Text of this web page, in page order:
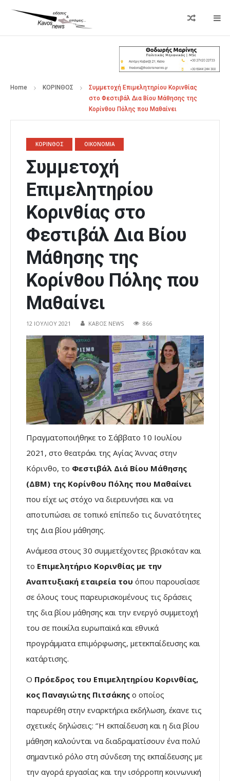
Home ΚΟΡΙΝΘΟΣ
Συμμετοχή Επιμελητηρίου Κορινθίας
στο Φεστιβάλ Δια Βίου Μάθησης της
Κορίνθου Πόλης που Μαθαίνει
ΚΟΡΙΝΘΟΣ ΟΙΚΟΝΟΜΙΑ
Συμμετοχή
Επιμελητηρίου
Κορινθίας στο
Φεστιβάλ Δια Βίου
Μάθησης της
Κορίνθου Πόλης που
Μαθαίνει
12 ΙΟΥΛΊΟΥ 2021 ΚΑΒΟΣ NEWS 866
Πραγματοποιήθηκε το Σάββατο 10 Ιουλίου
2021, στο θεατράκι της Αγίας Άννας στην
Κόρινθο, το Φεστιβάλ Διά Βίου Μάθησης
(ΔΒΜ) της Κορίνθου Πόλης που Μαθαίνει
που είχε ως στόχο να διερευνήσει και να
αποτυπώσει σε τοπικό επίπεδο τις δυνατότητες
της Δια βίου μάθησης.
Ανάμεσα στους 30 συμμετέχοντες βρισκόταν και
το Επιμελητήριο Κορινθίας με την
Αναπτυξιακή εταιρεία του όπου παρουσίασε
σε όλους τους παρευρισκομένους τις δράσεις
της δια βίου μάθησης και την ενεργό συμμετοχή
του σε ποικίλα ευρωπαϊκά και εθνικά
προγράμματα επιμόρφωσης, μετεκπαίδευσης και
κατάρτισης.
O Πρόεδρος του Επιμελητηρίου Κορινθίας,
κος Παναγιώτης Πιτσάκης ο οποίος
παρευρέθη στην εναρκτήρια εκδήλωση, έκανε τις
σχετικές δηλώσεις: ‘’Η εκπαίδευση και η δια βίου
μάθηση καλούνται να διαδραματίσουν ένα πολύ
σημαντικό ρόλο στη σύνδεση της εκπαίδευσης με
την αγορά εργασίας και την ισόρροπη κοινωνική